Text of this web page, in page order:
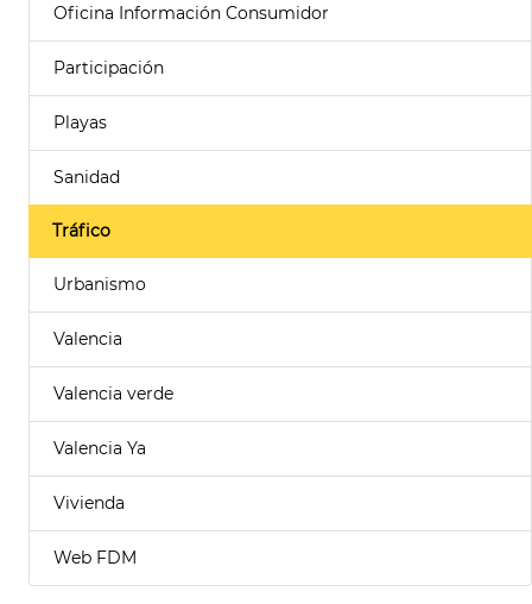
Oficina Información Consumidor
Participación
Playas
Sanidad
Tráfico
Urbanismo
Valencia
Valencia verde
Valencia Ya
Vivienda
Web FDM